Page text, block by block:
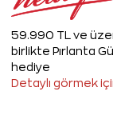
59.990 TL ve
birlikte Pırlanta
hediye
Detaylı görmek